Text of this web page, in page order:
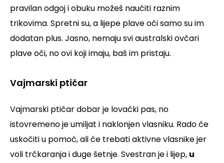
pravilan odgoj i obuku možeš naučiti raznim
trikovima. Spretni su, a lijepe plave oči samo su im
dodatan plus. Jasno, nemaju svi australski ovčari
plave oči, no ovi koji imaju, baš im pristaju.
Vajmarski ptičar
Vajmarski ptičar dobar je lovački pas, no
istovremeno je umiljat i naklonjen vlasniku. Rado će
uskočiti u pomoć, ali će trebati aktivne vlasnike jer
voli trčkaranja i duge šetnje. Svestran je i lijep, u